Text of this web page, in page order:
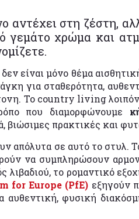
αντέχει στη ζέστη,
γεμάτο χρώμα και
είναι μόνο θέμα
για σταθερότητα,
Το country living
που διαμορφώνουμε
βιώσιμες πρακτικές και
απόλυτα σε αυτό το στυλ.
να συμπληρώσουν
το ρομαντικό
for Europe (PfE) εξηγούν
αυθεντική, φυσική